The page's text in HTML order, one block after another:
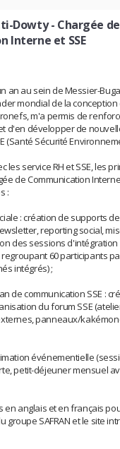
Dowty- Chargée de
Interne et SSE
an au sein de Messier-
mondial de la
m'a permis de
d'en développer de
(Santé Sécurité
les service RH et SSE, les
de Communication
:
: création de supports
reporting social,
des sessions
60 participants
intégrés) ;
de communication SSE :
du forum SSE
panneaux/
événementielle
petit-déjeuner mensuel
en anglais et en français
groupe SAFRAN et le site